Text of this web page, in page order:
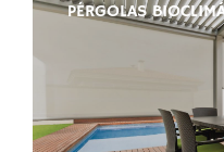
PÉRGOLAS